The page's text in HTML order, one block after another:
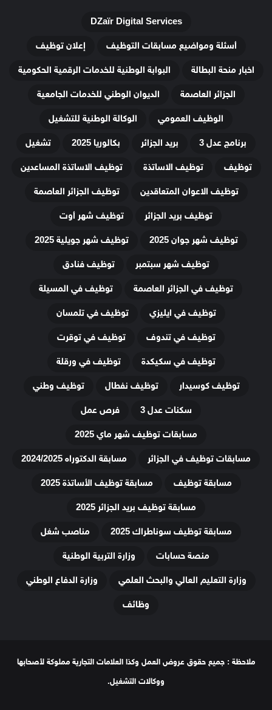
DZaïr Digital Services
أسئلة ومواضيع مسابقات التوظيف
إعلان توظيف
اخبار منحة البطالة
البوابة الوطنية للخدمات الرقمية الحكومية
الجزائر العاصمة
الديوان الوطني للخدمات الجامعية
الوظيف العمومي
الوكالة الوطنية للتشغيل
برنامج عدل 3
بريد الجزائر بكالوريا 2025
تشغيل
توظيف
توظيف الاساتذة
توظيف الاساتذة المساعدين
توظيف الاعوان المتعاقدين
توظيف الجزائر العاصمة
توظيف بريد الجزائر
توظيف شهر أوت
توظيف شهر جوان 2025
توظيف شهر جويلية 2025
توظيف شهر سبتمبر
توظيف فنادق
توظيف في الجزائر العاصمة
توظيف في المسيلة
توظيف في ايليزي
توظيف في تلمسان
توظيف في تندوف
توظيف في توقرت
توظيف في سكيكدة
توظيف في ورقلة
توظيف كوسيدار
توظيف نفطال
توظيف وطني
سكنات عدل 3
فرص عمل
مسابقات توظيف شهر ماي 2025
مسابقات توظيف في الجزائر
مسابقة الدكتوراه 2024/2025
مسابقة توظيف
مسابقة توظيف الأساتذة 2025
مسابقة توظيف بريد الجزائر 2025
مسابقة توظيف سوناطراك 2025
مناصب شغل
منصة حسابات
وزارة التربية الوطنية
وزارة التعليم العالي والبحث العلمي
وزارة الدفاع الوطني
وظائف
ملاحظة : جميع حقوق عروض العمل وكذا العلامات التجارية مملوكة لأصحابها
ووكالات التشغيل.